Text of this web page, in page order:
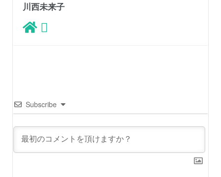
川西未来子
Subscribe